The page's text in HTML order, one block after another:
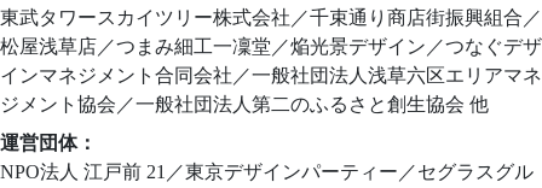
東武タワースカイツリー株式会社／千束通り商店街振興組合／
松屋浅草店／つまみ細工一凜堂／焔光景デザイン／つなぐデザ
インマネジメント合同会社／一般社団法人浅草六区エリアマネ
ジメント協会／一般社団法人第二のふるさと創生協会 他
運営団体：
NPO法人 江戸前 21／東京デザインパーティー／セグラスグル